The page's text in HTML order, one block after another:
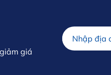
giá